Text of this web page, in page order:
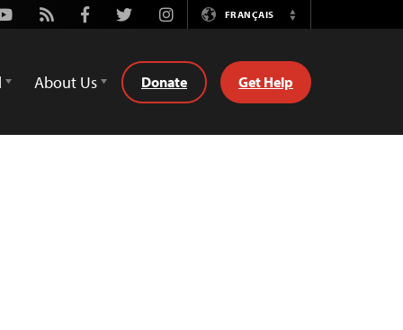
Rss FacebookTwitterInstagramFRANÇAIS
Switch
About Us Donate Get Help